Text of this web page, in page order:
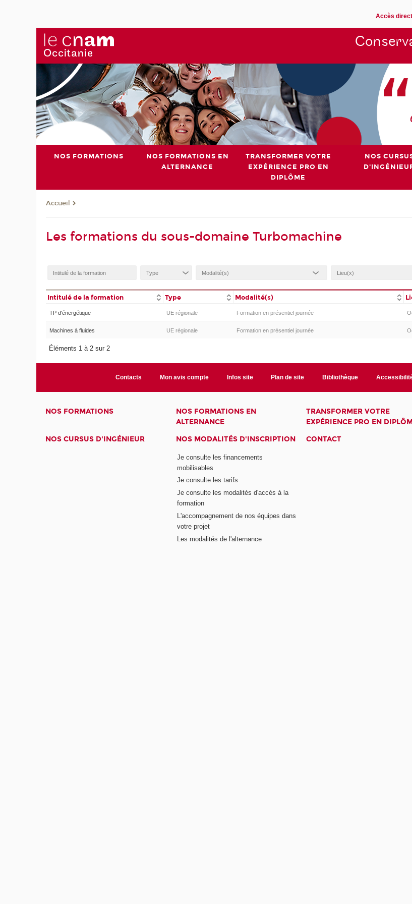
Accès
NOS FORMATIONS
NOS FORMATIONS EN
ALTERNANCE
TRANSFORMER VOTRE
EXPÉRIENCE PRO EN
DIPLÔME
NOS
Accueil
Les formations du sous-domaine Turbomachine
Intitulé de la formation Type Modalité(s)
TP d'énergétique UE régionale Formation en présentiel journée
Machines à fluides UE régionale Formation en présentiel journée
Éléments 1 à 2 sur 2
Contacts Mon avis compte Infos site Plan de site Bibliothèque
NOS FORMATIONS
NOS FORMATIONS EN
ALTERNANCE
TRANSFORMER VOTRE
EXPÉRIENCE PRO EN
NOS CURSUS D'INGÉNIEUR
NOS MODALITÉS D'INSCRIPTION
Je consulte les financements
mobilisables
Je consulte les tarifs
Je consulte les modalités d'accès à la
formation
L'accompagnement de nos équipes dans
votre projet
Les modalités de l'alternance
CONTACT